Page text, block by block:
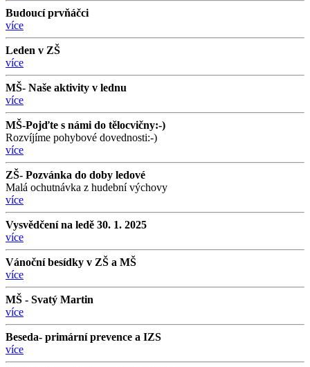
Budoucí prvňáčci
více
Leden v ZŠ
více
MŠ- Naše aktivity v lednu
více
MŠ-Pojďte s námi do tělocvičny:-)
Rozvíjíme pohybové dovednosti:-)
více
ZŠ- Pozvánka do doby ledové
Malá ochutnávka z hudební výchovy
více
Vysvědčení na ledě 30. 1. 2025
více
Vánoční besídky v ZŠ a MŠ
více
MŠ - Svatý Martin
více
Beseda- primární prevence a IZS
více